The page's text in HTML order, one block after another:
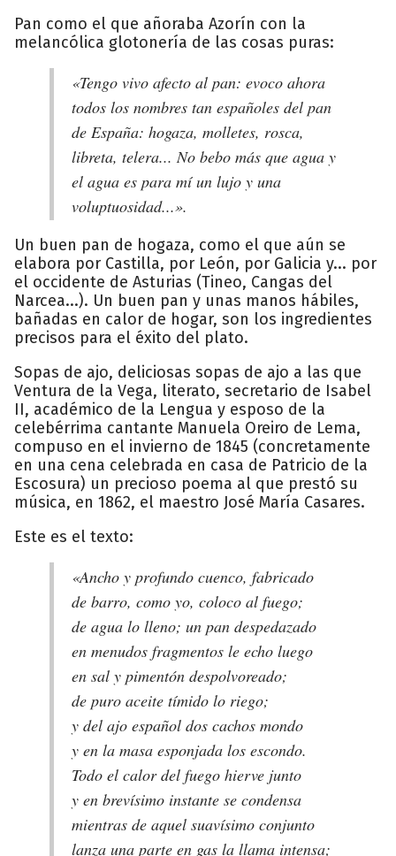
Pan como el que añoraba Azorín con la
melancólica glotonería de las cosas puras:
«Tengo vivo afecto al pan: evoco ahora
todos los nombres tan españoles del pan
de España: hogaza, molletes, rosca,
libreta, telera... No bebo más que agua y
el agua es para mí un lujo y una
voluptuosidad...».
Un buen pan de hogaza, como el que aún se
elabora por Castilla, por León, por Galicia y... por
el occidente de Asturias (Tineo, Cangas del
Narcea...). Un buen pan y unas manos hábiles,
bañadas en calor de hogar, son los ingredientes
precisos para el éxito del plato.
Sopas de ajo, deliciosas sopas de ajo a las que
Ventura de la Vega, literato, secretario de Isabel
II, académico de la Lengua y esposo de la
celebérrima cantante Manuela Oreiro de Lema,
compuso en el invierno de 1845 (concretamente
en una cena celebrada en casa de Patricio de la
Escosura) un precioso poema al que prestó su
música, en 1862, el maestro José María Casares.
Este es el texto:
«Ancho y profundo cuenco, fabricado
de barro, como yo, coloco al fuego;
de agua lo lleno; un pan despedazado
en menudos fragmentos le echo luego
en sal y pimentón despolvoreado;
de puro aceite tímido lo riego;
y del ajo español dos cachos mondo
y en la masa esponjada los escondo.
Todo el calor del fuego hierve junto
y en brevísimo instante se condensa
mientras de aquel suavísimo conjunto
lanza una parte en gas la llama intensa;